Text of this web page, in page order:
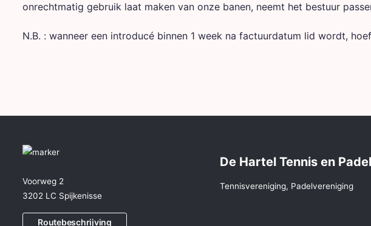
onrechtmatig gebruik laat maken van onze banen, neemt het bestuur
N.B. : wanneer een introducé binnen 1 week na factuurdatum lid wordt,
Voorweg 2
3202 LC Spijkenisse
Routebeschrijving
De Hartel Tennis en Padel
Tennisvereniging, Padelvereniging